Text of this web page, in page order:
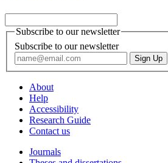
Subscribe to our newsletter
Subscribe to our newsletter
About
Help
Accessibility
Research Guide
Contact us
Journals